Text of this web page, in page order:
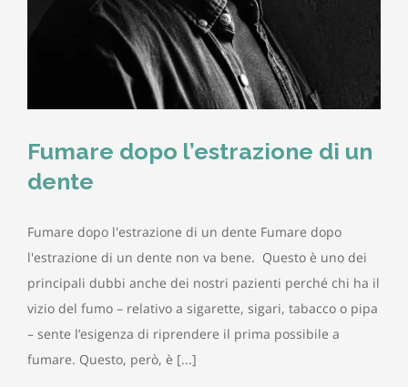
Fumare dopo l’estrazione di un
dente
Fumare dopo l'estrazione di un dente Fumare dopo
l'estrazione di un dente non va bene. Questo è uno dei
principali dubbi anche dei nostri pazienti perché chi ha il
vizio del fumo – relativo a sigarette, sigari, tabacco o pipa
– sente l’esigenza di riprendere il prima possibile a
fumare. Questo, però, è [...]